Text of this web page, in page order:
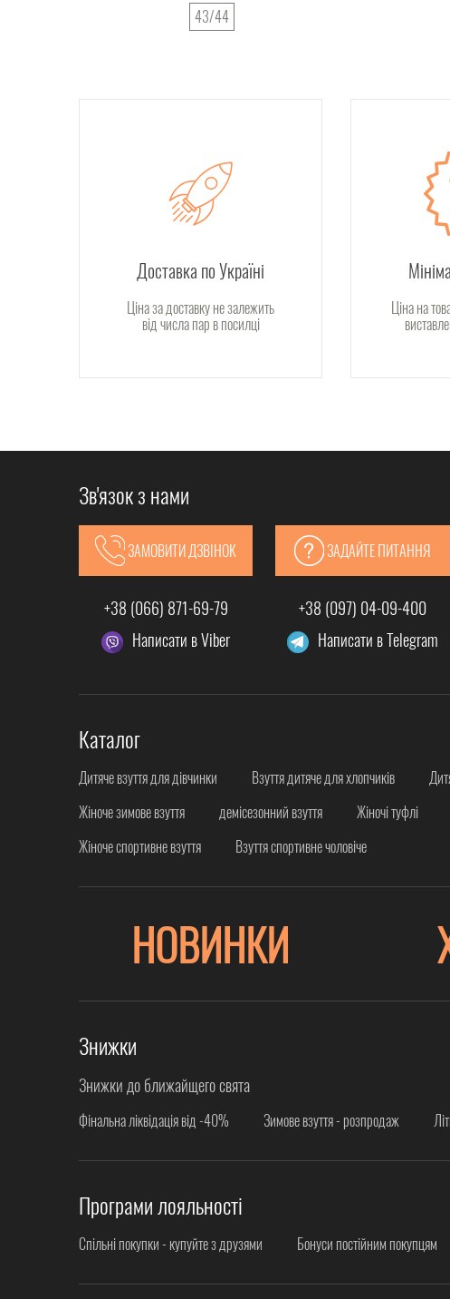
43/44
Доставка по Україні
Ціна за доставку не залежить
від числа пар в посилці
Ціна на
Зв'язок з нами
ЗАМОВИТИ ДЗВІНОК ЗАДАЙТЕ ПИТАННЯ
+38 (066) 871-69-79 +38 (097) 04-09-400
Написати в Viber
Написати в Telegram
Каталог
Дитяче взуття для дівчинки Взуття дитяче для хлопчиків
Жіноче зимове взуття
демісезонний взуття Жіночі туфлі
Жіноче спортивне взуття
Взуття спортивне чоловіче
НОВИНКИ
Знижки
Знижки до ближайщего свята
Фінальна ліквідація від -40% Зимове взуття - розпродаж
Програми лояльності
Спільні покупки - купуйте з друзями Бонуси постійним покупцям